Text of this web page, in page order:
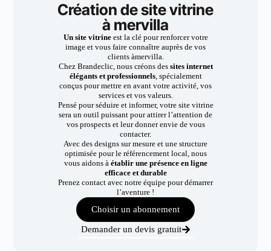
Création de site vitrine
à mervilla
Un site vitrineest la clé pour renforcer votre
image et vous faire connaître auprès de vos
clients àmervilla.
Chez Brandeclic, nous créons dessites internet
élégants et professionnels, spécialement
conçus pour mettre en avant votre activité, vos
services et vos valeurs.
Pensé pour séduire et informer, votre site vitrine
sera un outil puissant pour attirer l’attention de
vos prospects et leur donner envie de vous
contacter.
Avec des designs sur mesure et une structure
optimisée pour le référencement local, nous
vous aidons à établir une présence en ligne
efficace et durable
Prenez contact avec notre équipe pour démarrer
l’aventure !
Choisir un abonnement
Demander un devis gratuit